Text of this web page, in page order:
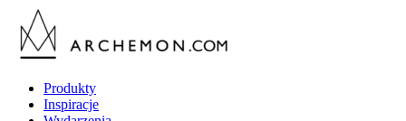
Produkty
Inspiracje